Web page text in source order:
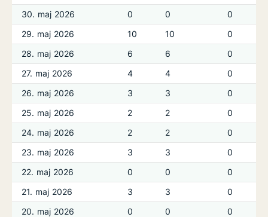
30. maj 2026
0 0
0
29. maj 2026
10 10
0
28. maj 2026
6 6
0
27. maj 2026
4 4
0
26. maj 2026
3 3
0
25. maj 2026
2 2
0
24. maj 2026
2 2
0
23. maj 2026
3 3
0
22. maj 2026
0 0
0
21. maj 2026
3 3
0
20. maj 2026
0 0
0